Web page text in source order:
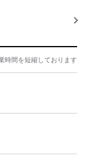
時間を短縮しております